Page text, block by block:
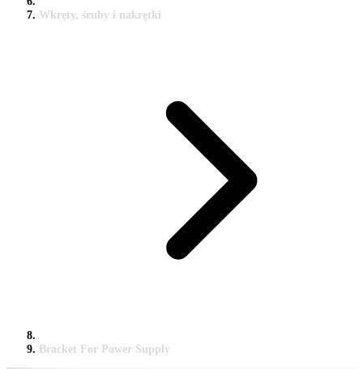
Wkręty, śruby i nakrętki
Bracket For Power Supply